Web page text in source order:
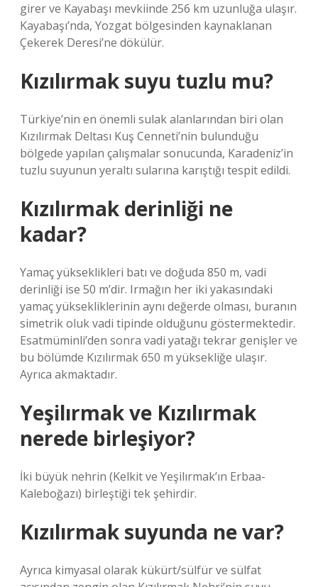
girer ve Kayabaşı mevkiinde 256 km uzunluğa ulaşır.
Kayabaşı’nda, Yozgat bölgesinden kaynaklanan
Çekerek Deresi’ne dökülür.
Kızılırmak suyu tuzlu mu?
Türkiye’nin en önemli sulak alanlarından biri olan
Kızılırmak Deltası Kuş Cenneti’nin bulunduğu
bölgede yapılan çalışmalar sonucunda, Karadeniz’in
tuzlu suyunun yeraltı sularına karıştığı tespit edildi.
Kızılırmak derinliği ne
kadar?
Yamaç yükseklikleri batı ve doğuda 850 m, vadi
derinliği ise 50 m’dir. Irmağın her iki yakasındaki
yamaç yüksekliklerinin aynı değerde olması, buranın
simetrik oluk vadi tipinde olduğunu göstermektedir.
Esatmüminli’den sonra vadi yatağı tekrar genişler ve
bu bölümde Kızılırmak 650 m yüksekliğe ulaşır.
Ayrıca akmaktadır.
Yeşilırmak ve Kızılırmak
nerede birleşiyor?
İki büyük nehrin (Kelkit ve Yeşilırmak’ın Erbaa-
Kaleboğazı) birleştiği tek şehirdir.
Kızılırmak suyunda ne var?
Ayrıca kimyasal olarak kükürt/sülfür ve sülfat